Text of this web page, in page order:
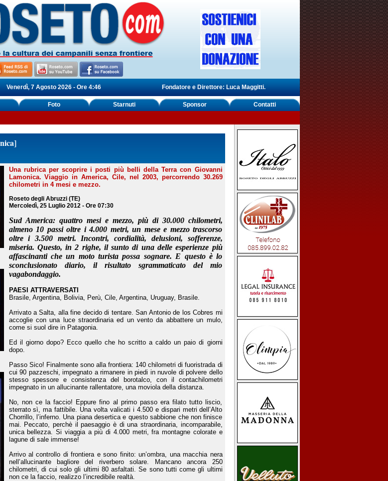
Venerdì, 7 Agosto 2026 - Ore 4:46 Fondatore e Direttore: Luca Maggitti.
Foto Starnuti Sponsor Contatti
Una rubrica per scoprire i posti più belli della Terra con Giovanni
Lamonica. Viaggio in America, Cile, nel 2003, percorrendo 30.269
chilometri in 4 mesi e mezzo.
Roseto degli Abruzzi (TE)
Mercoledì, 25 Luglio 2012 - Ore 07:30
Sud America: quattro mesi e mezzo, più di 30.000 chilometri,
almeno 10 passi oltre i 4.000 metri, un mese e mezzo trascorso
oltre i 3.500 metri. Incontri, cordialità, delusioni, sofferenze,
miseria. Questo, in 2 righe, il sunto di una delle esperienze più
affascinanti che un moto turista possa sognare. E questo è lo
sconclusionato diario, il risultato sgrammaticato del mio
vagabondaggio.
PAESI ATTRAVERSATI
Brasile, Argentina, Bolivia, Perù, Cile, Argentina, Uruguay, Brasile.
Arrivato a Salta, alla fine decido di tentare. San Antonio de los Cobres mi
accoglie con una luce straordinaria ed un vento da abbattere un mulo,
come si suol dire in Patagonia.
Ed il giorno dopo? Ecco quello che ho scritto a caldo un paio di giorni
dopo.
Passo Sico! Finalmente sono alla frontiera: 140 chilometri di fuoristrada di
cui 90 pazzeschi, impegnato a rimanere in piedi in nuvole di polvere dello
stesso spessore e consistenza del borotalco, con il contachilometri
impegnato in un allucinante rallentatore, una moviola della distanza.
No, non ce la faccio! Eppure fino al primo passo era filato tutto liscio,
sterrato sì, ma fattibile. Una volta valicati i 4.500 e dispari metri dell’Alto
Chorrillo, l’inferno. Una piana desertica e questo sabbione che non finisce
mai. Peccato, perchè il paesaggio è di una straordinaria, incomparabile,
unica bellezza. Si viaggia a più di 4.000 metri, fra montagne colorate e
lagune di sale immense!
Arrivo al controllo di frontiera e sono finito: un’ombra, una macchia nera
nell’allucinante bagliore del riverbero solare. Mancano ancora 250
chilometri, di cui solo gli ultimi 80 asfaltati. Se sono tutti come gli ultimi
non ce la faccio, realizzo l’incredibile realtà.